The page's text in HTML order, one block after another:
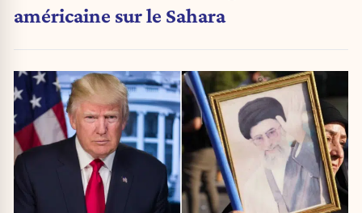
américaine sur le Sahara